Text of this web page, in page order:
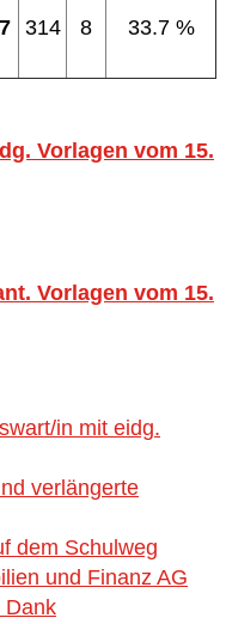
314 8 33.7 %
Vorlagen vom 15.
Vorlagen vom 15.
in mit eidg.
verlängerte
dem Schulweg
und Finanz AG
Dank